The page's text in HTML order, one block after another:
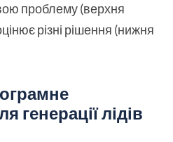
проблему (верхня
різні рішення (нижня
генерації лідів